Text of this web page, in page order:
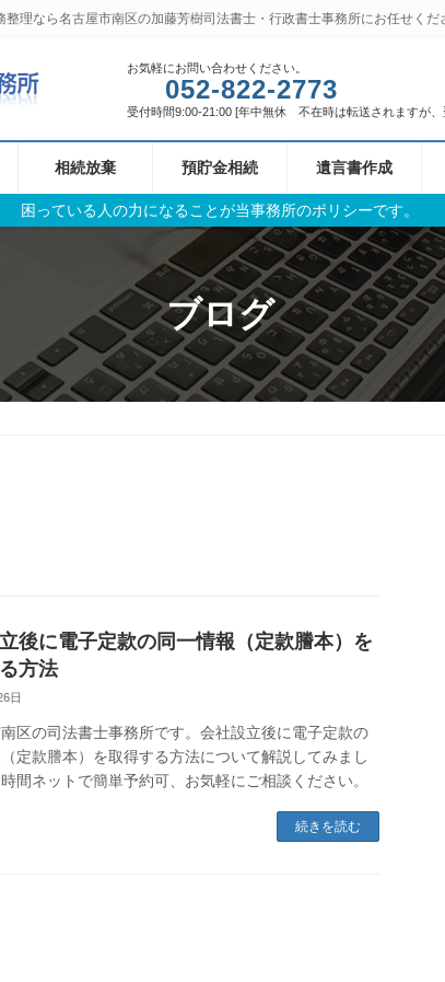
理なら名古屋市南区の加藤芳樹司法書士・行政書士事務所にお任せくだ
お気軽にお問い合わせください。
052-822-2773
受付時間9:00-21:00 [年中無休 不在時は転送されますが
相続放棄 預貯金相続 遺言書作成
困っている人の力になることが当事務所のポリシーです。
ブログ
後に電子定款の同一情報（定款謄本）を
方法
日
区の司法書士事務所です。会社設立後に電子定款の
定款謄本）を取得する方法について解説してみまし
間ネットで簡単予約可、お気軽にご相談ください。
続きを読む